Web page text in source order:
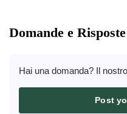
Domande e
Hai una domanda? Il
Post